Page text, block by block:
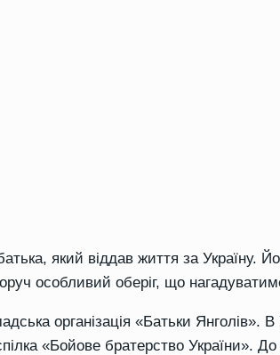
який віддав життя за Україну.
особливий оберіг, що
організація «Батьки Янголів». В
«Бойове братерство України». До